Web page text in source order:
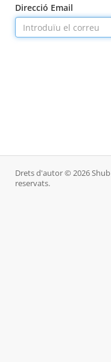
Direcció Email
Drets d'autor © 2026
reservats.